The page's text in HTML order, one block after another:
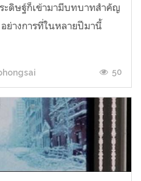
ะดิษฐ์ก็เข้ามามีบทบาทสำคัญ
ย่างการที่ในหลายปีมานี้
50